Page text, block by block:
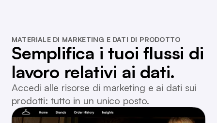
MATERIALE DI MARKETING E DATI DI PRODOTTO
Semplifica i tuoi flussi di
lavoro relativi ai dati.
Accedi alle risorse di marketing e ai dati sui
prodotti: tutto in un unico posto.